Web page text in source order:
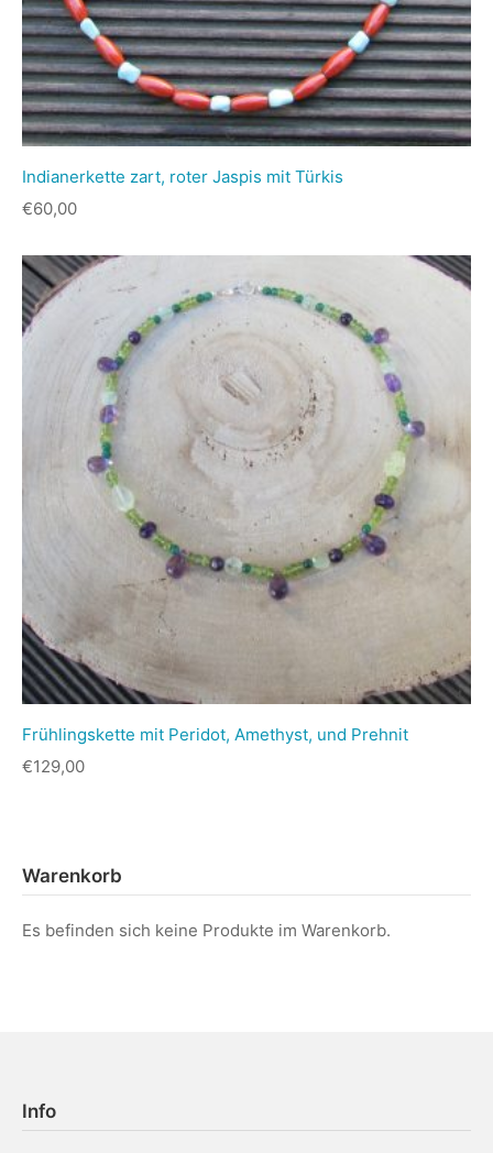
Indianerkette zart, roter Jaspis mit Türkis
€60,00
Frühlingskette mit Peridot, Amethyst, und Prehnit
€129,00
Warenkorb
Es befinden sich keine Produkte im Warenkorb.
Info